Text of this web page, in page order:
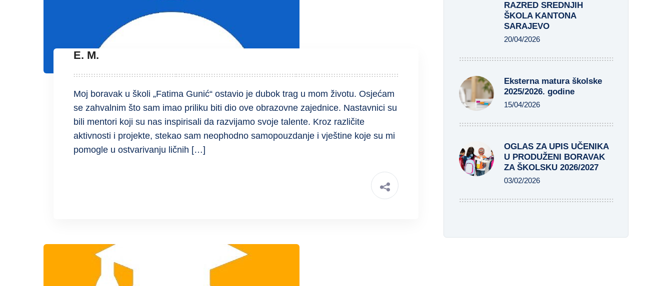
E. M.
Moj boravak u školi „Fatima Gunić“ ostavio je dubok trag u mom životu. Osjećam
se zahvalnim što sam imao priliku biti dio ove obrazovne zajednice. Nastavnici su
bili mentori koji su nas inspirisali da razvijamo svoje talente. Kroz različite
aktivnosti i projekte, stekao sam neophodno samopouzdanje i vještine koje su mi
pomogle u ostvarivanju ličnih […]
RAZRED SREDNJIH
ŠKOLA KANTONA
SARAJEVO
20/04/2026
Eksterna matura školske
2025/2026. godine
15/04/2026
OGLAS ZA UPIS UČENIKA
U PRODUŽENI BORAVAK
ZA ŠKOLSKU 2026/2027
03/02/2026